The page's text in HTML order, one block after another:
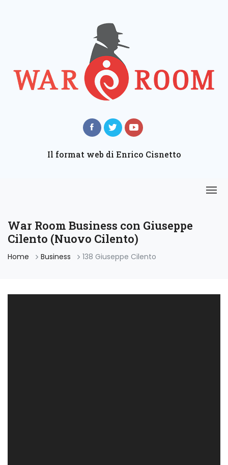
Il format web di Enrico Cisnetto
War Room Business con Giuseppe
Cilento (Nuovo Cilento)
Home Business 138 Giuseppe Cilento